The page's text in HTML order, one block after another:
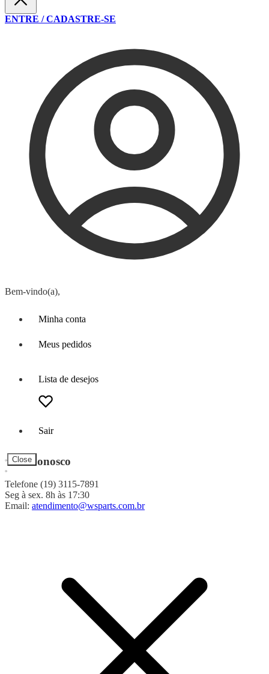
ENTRE / CADASTRE-SE
Bem-vindo(a),
Minha conta
Meus pedidos
Lista de desejos
Sair
Close
Fale Conosco
Telefone (19) 3115-7891
Seg à sex. 8h às 17:30
Email: atendimento@wsparts.com.br